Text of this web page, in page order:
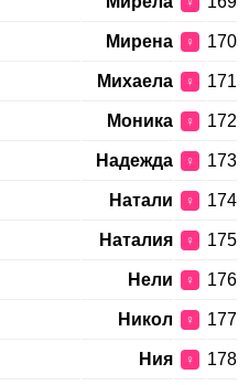
170
♀
Мирена
171
♀
Михаела
172
♀
Моника
173
♀
Надежда
174
♀
Натали
175
♀
Наталия
176
♀
Нели
177
♀
Никол
178
♀
Ния